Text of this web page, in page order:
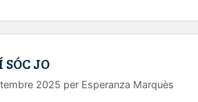
JO
2025 per Esperanza Marquès